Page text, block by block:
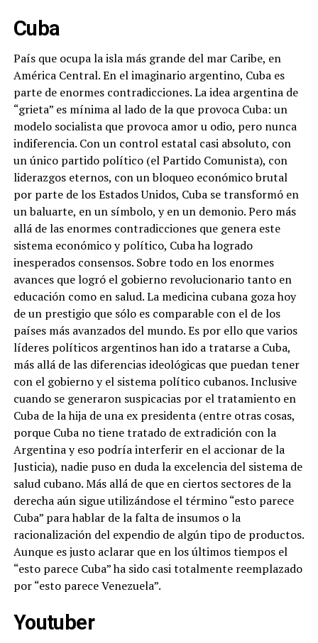
Cuba
País que ocupa la isla más grande del mar Caribe, en
América Central. En el imaginario argentino, Cuba es
parte de enormes contradicciones. La idea argentina de
“grieta” es mínima al lado de la que provoca Cuba: un
modelo socialista que provoca amor u odio, pero nunca
indiferencia. Con un control estatal casi absoluto, con
un único partido político (el Partido Comunista), con
liderazgos eternos, con un bloqueo económico brutal
por parte de los Estados Unidos, Cuba se transformó en
un baluarte, en un símbolo, y en un demonio. Pero más
allá de las enormes contradicciones que genera este
sistema económico y político, Cuba ha logrado
inesperados consensos. Sobre todo en los enormes
avances que logró el gobierno revolucionario tanto en
educación como en salud. La medicina cubana goza hoy
de un prestigio que sólo es comparable con el de los
países más avanzados del mundo. Es por ello que varios
líderes políticos argentinos han ido a tratarse a Cuba,
más allá de las diferencias ideológicas que puedan tener
con el gobierno y el sistema político cubanos. Inclusive
cuando se generaron suspicacias por el tratamiento en
Cuba de la hija de una ex presidenta (entre otras cosas,
porque Cuba no tiene tratado de extradición con la
Argentina y eso podría interferir en el accionar de la
Justicia), nadie puso en duda la excelencia del sistema de
salud cubano. Más allá de que en ciertos sectores de la
derecha aún sigue utilizándose el término “esto parece
Cuba” para hablar de la falta de insumos o la
racionalización del expendio de algún tipo de productos.
Aunque es justo aclarar que en los últimos tiempos el
“esto parece Cuba” ha sido casi totalmente reemplazado
por “esto parece Venezuela”.
Youtuber